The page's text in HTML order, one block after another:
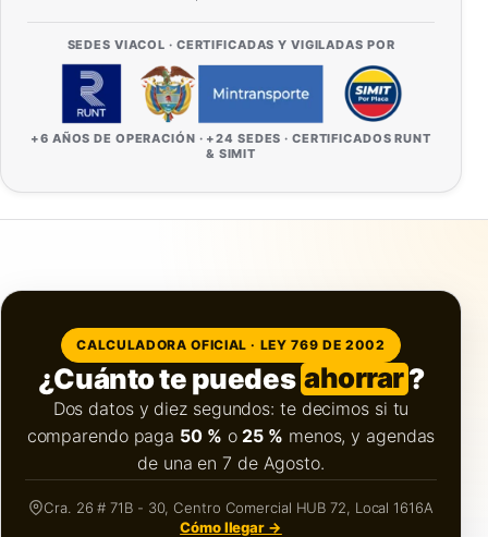
SEDES VIACOL · CERTIFICADAS Y VIGILADAS POR
+6 AÑOS DE OPERACIÓN · +24 SEDES · CERTIFICADOS RUNT
& SIMIT
CALCULADORA OFICIAL · LEY 769 DE 2002
¿Cuánto te puedes ahorrar?
Dos datos y diez segundos: te decimos si tu
comparendo paga 50 % o 25 % menos, y agendas
de una en 7 de Agosto.
Cra. 26 # 71B - 30, Centro Comercial HUB 72, Local 1616A
Cómo llegar →